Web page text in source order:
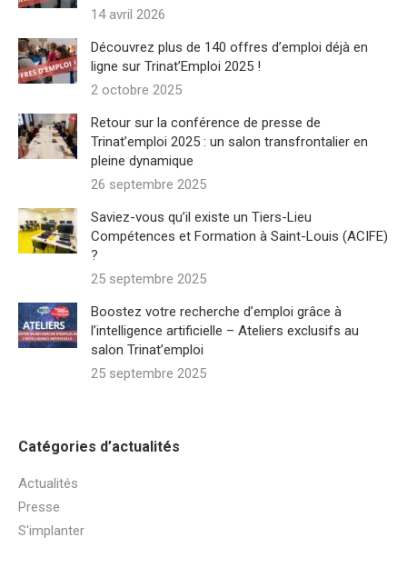
14 avril 2026
Découvrez plus de 140 offres d’emploi déjà en
ligne sur Trinat’Emploi 2025 !
2 octobre 2025
Retour sur la conférence de presse de
Trinat’emploi 2025 : un salon transfrontalier en
pleine dynamique
26 septembre 2025
Saviez-vous qu’il existe un Tiers-Lieu
Compétences et Formation à Saint-Louis (ACIFE)
?
25 septembre 2025
Boostez votre recherche d’emploi grâce à
l’intelligence artificielle – Ateliers exclusifs au
salon Trinat’emploi
25 septembre 2025
Catégories d’actualités
Actualités
Presse
S'implanter